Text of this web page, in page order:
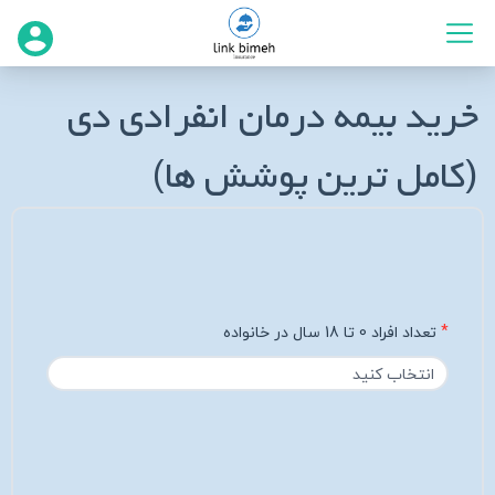
خرید بیمه درمان انفرادی دی
(کامل ترین پوشش ها)
تعداد افراد 0 تا 18 سال در خانواده